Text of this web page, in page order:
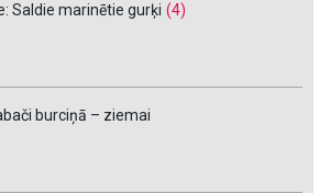
Saldie marinētie gurķi (4)
burciņā – ziemai